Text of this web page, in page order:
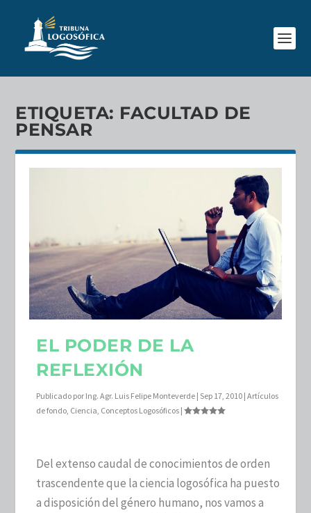
ETIQUETA: FACULTAD DE
PENSAR
EL PODER DE LA
REFLEXIÓN
Publicado por Ing. Agr. Luis Felipe Monteverde | Sep 17, 2010 |Artículos
de fondo Ciencia Conceptos Logosóficos |
Del extenso caudal de conocimientos de orden
trascendente que la ciencia logosófica ha puesto
a disposición del género humano, nos vamos a